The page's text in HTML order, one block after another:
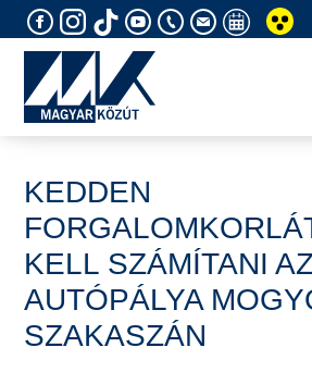
to
KEDDEN
KELL SZÁMÍTANI
AUTÓPÁLYA
SZAKASZÁN